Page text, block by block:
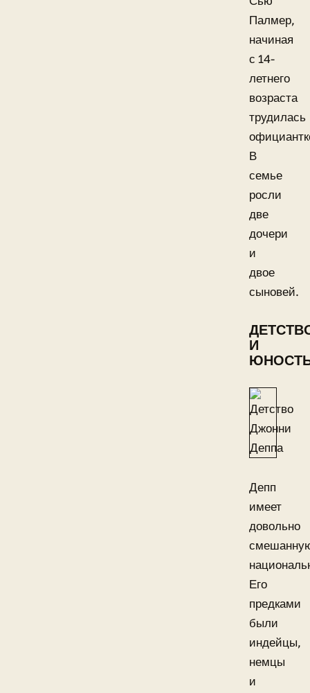
Палмер,
начиная
с 14-
летнего
возраста
трудилась
В
семье
росли
две
дочери
и
двое
сыновей.
И
Депп
имеет
довольно
Его
предками
были
индейцы,
немцы
и